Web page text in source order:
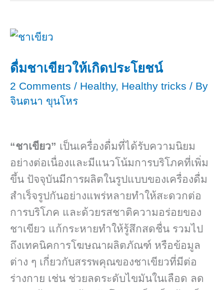
ปลาย
ต้น
ของ
ปลาย
ต้น
ดื่มชาเขียวให้เกิดประโยชน์
2 Comments / Healthy, Healthy tricks / By
จินตนา ขุนโหร
“ชาเขียว” เป็นเครื่องดื่มที่ได้รับความนิยม
อย่างต่อเนื่องและมีแนวโน้มการบริโภคที่เพิ่ม
ขึ้น ปัจจุบันมีการผลิตในรูปแบบของเครื่องดื่ม
สำเร็จรูปกันอย่างแพร่หลายทำให้สะดวกต่อ
การบริโภค และด้วยรสชาติความอร่อยของ
ชาเขียว แก้กระหายทำให้รู้สึกสดชื่น รวมไป
ถึงเทคนิคการโฆษณาผลิตภัณฑ์ หรือข้อมูล
ต่าง ๆ เกี่ยวกับสรรพคุณของชาเขียวที่มีต่อ
ร่างกาย เช่น ช่วยลดระดับไขมันในเลือด ลด